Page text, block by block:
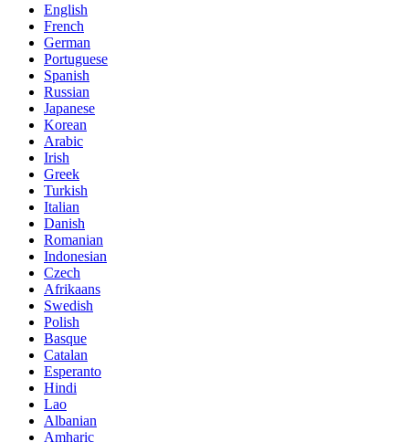
English
French
German
Portuguese
Spanish
Russian
Japanese
Korean
Arabic
Irish
Greek
Turkish
Italian
Danish
Romanian
Indonesian
Czech
Afrikaans
Swedish
Polish
Basque
Catalan
Esperanto
Hindi
Lao
Albanian
Amharic